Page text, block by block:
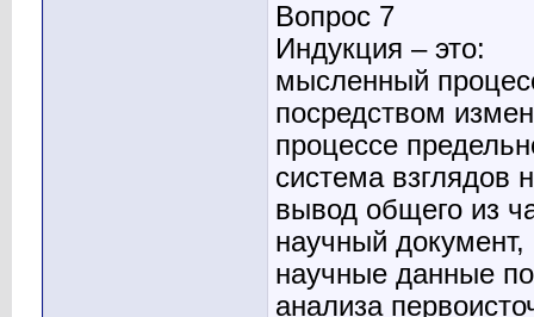
Вопрос 7
Индукция – это:
мысленный
посредством
процессе
система взглядов
вывод общего из
научный
научные данные
анализа